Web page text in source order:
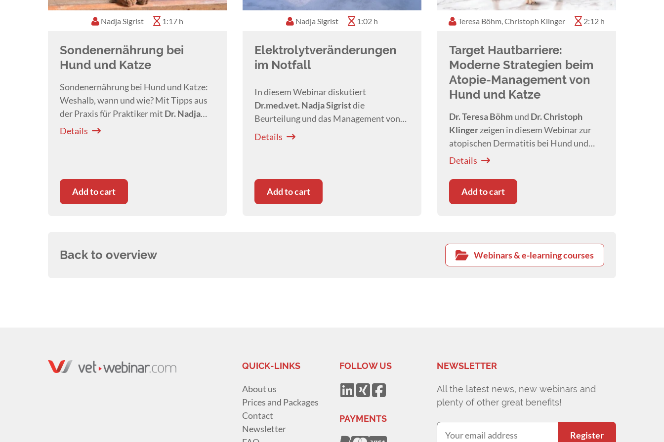
Nadja Sigrist 1:17 h
Sondenernährung bei
Hund und Katze
Sondenernährung bei Hund und Katze:
Weshalb, wann und wie? Mit Tipps aus
der Praxis für Praktiker mit Dr. Nadja
Sigrist
Details
Add to cart
Nadja Sigrist 1:02 h
Elektrolytveränderungen
im Notfall
In diesem Webinar diskutiert
Dr.med.vet.Nadja Sigristdie
Beurteilung und das Management von
Elektrolytveränderungen bei Hunden
Details
Add to cart
Teresa Böhm, Christoph Klinger 2:12 h
Target Hautbarriere:
Moderne Strategien beim
Atopie-Management von
Hund und Katze
Dr. Teresa Böhm und Dr. Christoph
Klingerzeigen in diesem Webinar zur
atopischen Dermatitis bei Hund und
Katze, wie die Hautbarriere stabilisiert
werden können.
Details
Add to cart
Back to overview Webinars & e-learning courses
QUICK-LINKS
About us
Prices and Packages
Contact
Newsletter
FOLLOW US
PAYMENTS
NEWSLETTER
All the latest news, new webinars and
plenty of other great benefits!
Register